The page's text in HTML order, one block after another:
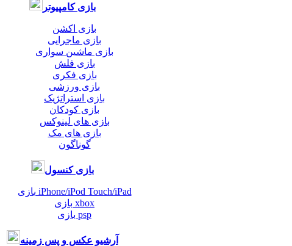
بازی کامپیوتر
بازی اکشن
بازی ماجرایی
بازی ماشین سواری
بازی فلش
بازی فکری
بازی ورزشی
بازی استراتژیک
بازی کودکان
بازی های لینوکس
بازی های مک
گوناگون
بازی کنسول
بازی iPhone/iPod Touch/iPad
بازی xbox
بازی psp
آرشیو عکس و پس زمینه